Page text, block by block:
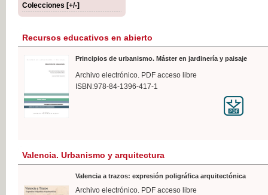
Colecciones [+/-]
Recursos educativos en abierto
Principios de urbanismo. Máster en jardinería y paisaje
Archivo electrónico. PDF acceso libre
ISBN:978-84-1396-417-1
Valencia. Urbanismo y arquitectura
Valencia a trazos: expresión poligráfica arquitectónica
Archivo electrónico. PDF acceso libre